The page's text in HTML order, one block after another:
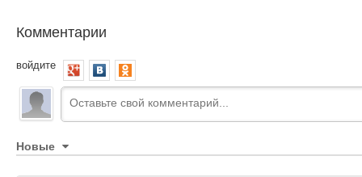
Комментарии
войдите
Новые